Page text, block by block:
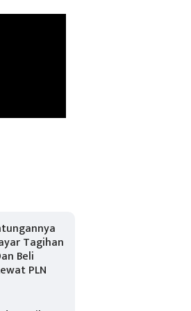
Tagihan
Beli
PLN